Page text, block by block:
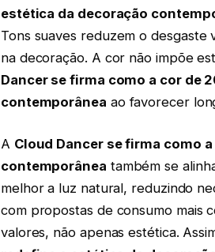
estética da decoração
Tons suaves reduzem o desgaste
na decoração. A cor não impõe
Dancer se firma como a cor de
contemporânea ao favorecer
A Cloud Dancer se firma como
contemporânea também se
melhor a luz natural, reduzindo
com propostas de consumo mais
valores, não apenas estética.